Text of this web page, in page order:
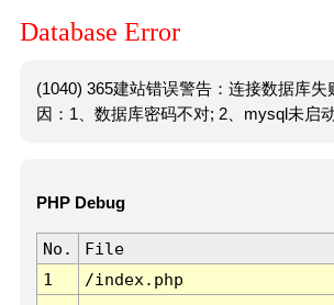
Database Error
(1040) 365建站错误警告：连接数据库失
因：1、数据库密码不对; 2、mysql未启动
PHP Debug
No. File
1
/index.php